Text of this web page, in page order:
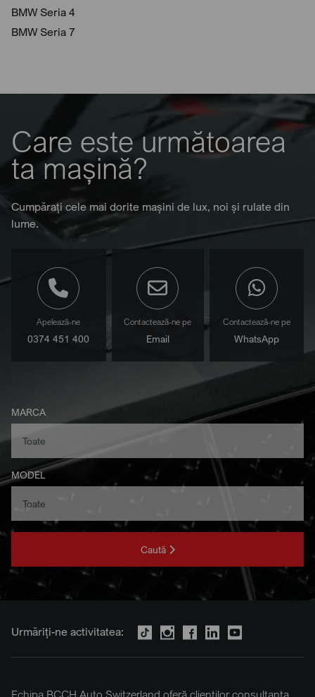
BMW Seria 4
BMW Seria 7
Care este următoarea
ta mașină?
Cumpărați cele mai dorite mașini de lux, noi și rulate din
lume.
Apelează-ne
0374 451 400
Contactează-ne pe
Email
Contactează-ne pe
WhatsApp
MARCA
MODEL
Caută
Urmăriți-ne activitatea: